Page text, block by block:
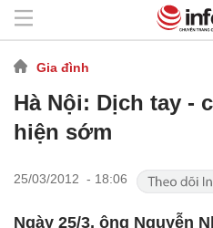
Gia đình
Hà Nội: Dịch tay -
hiện sớm
25/03/2012 - 18:06
Ngày 25/3, ông Nguyễn